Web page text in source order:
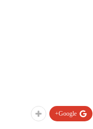
Google+